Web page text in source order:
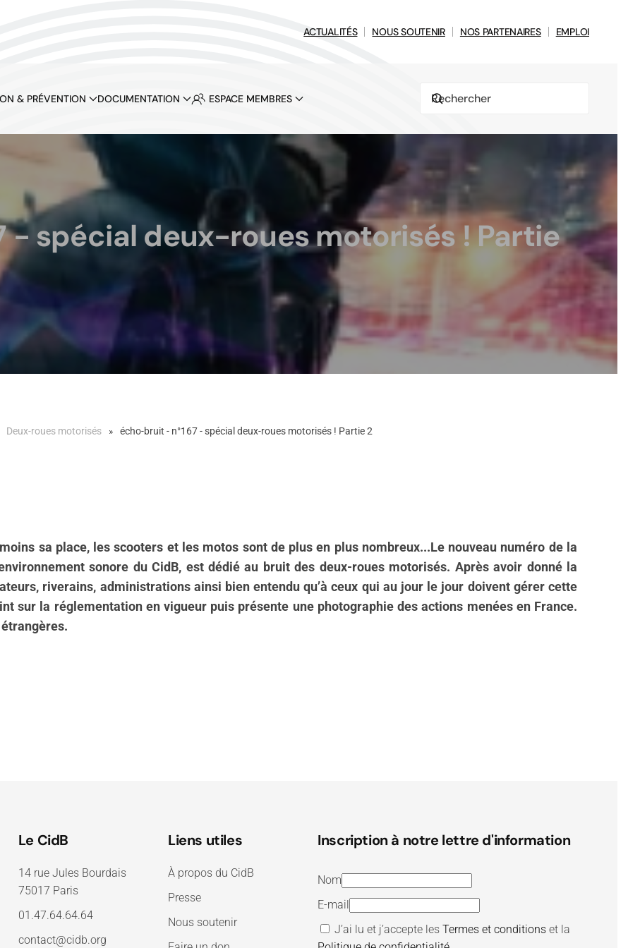
ACTUALITÉS NOUS SOUTENIR NOS PARTENAIRES EMPLOI
& PRÉVENTION DOCUMENTATION ESPACE MEMBRES
- spécial deux-roues motorisés ! Partie
Deux-roues motorisés écho-bruit - n°167 - spécial deux-roues motorisés ! Partie 2
sa place, les scooters et les motos sont de plus en plus nombreux...Le nouveau numéro de la
sonore du CidB, est dédié au bruit des deux-roues motorisés. Après avoir donné la
riverains, administrations ainsi bien entendu qu’à ceux qui au jour le jour doivent gérer cette
sur la réglementation en vigueur puis présente une photographie des actions menées en France.
Le CidB
14 rue Jules Bourdais
75017 Paris
01.47.64.64.64
contact@cidb.org
Liens utiles
À propos du CidB
Presse
Nous soutenir
Inscription à notre lettre d'information
Nom
E-mail
J’ai lu et j’accepte lesTermes et conditions et la